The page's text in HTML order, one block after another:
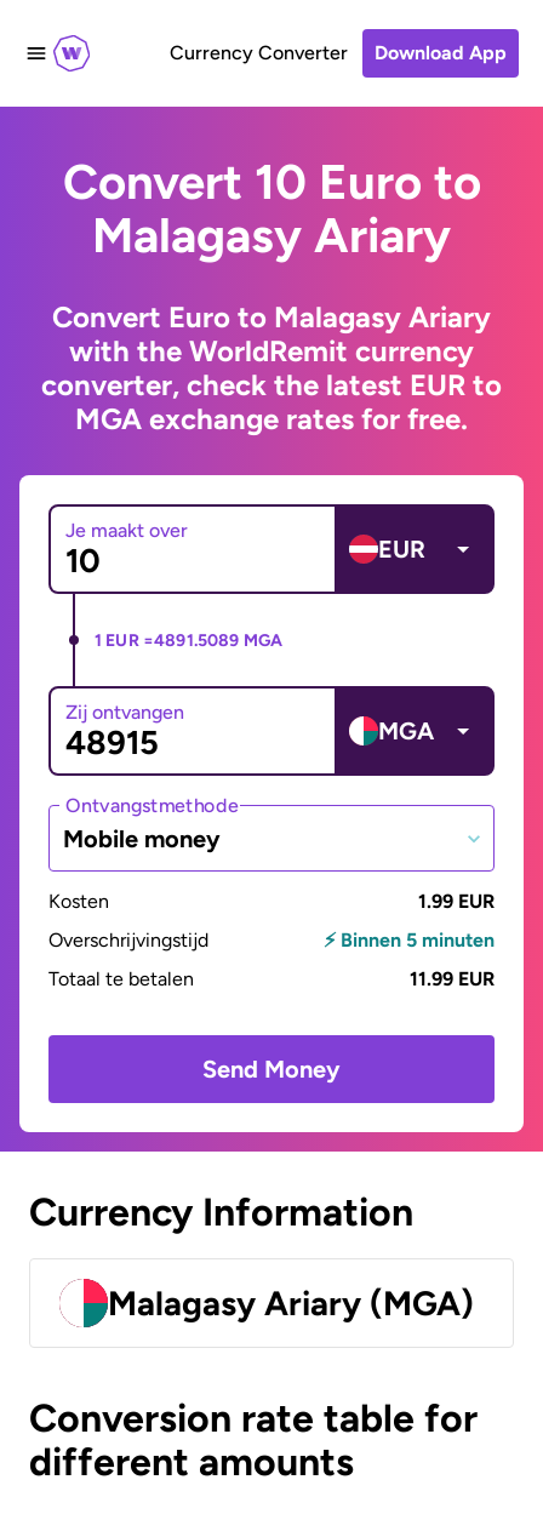
Currency Converter Download App
Convert 10 Euro to
Malagasy Ariary
Convert Euro to Malagasy Ariary
with the WorldRemit currency
converter, check the latest EUR to
MGA exchange rates for free.
Je maakt over
EUR
1 EUR =4891.5089 MGA
Zij ontvangen
MGA
Ontvangstmethode
Mobile money
Kosten
1.99 EUR
Overschrijvingstijd
⚡ Binnen 5 minuten
Totaal te betalen
11.99 EUR
Send Money
Currency Information
Malagasy Ariary (MGA)
Conversion rate table for
different amounts